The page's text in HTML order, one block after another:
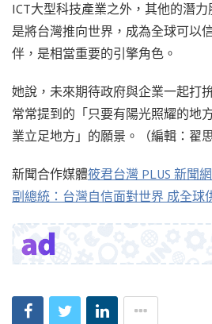
ICT大型科技產業之外，其他的潛
是將台灣推向世界，成為全球可以
伴，是相當重要的引擎角色。
她說，未來期待政府與企業一起打
常常提到的「只要有陽光照耀的地
業立足地方」的願景。（編輯：翟
新聞合作媒體筱君台灣 PLUS 新聞網
副總統：台灣自信面對世界 成全球